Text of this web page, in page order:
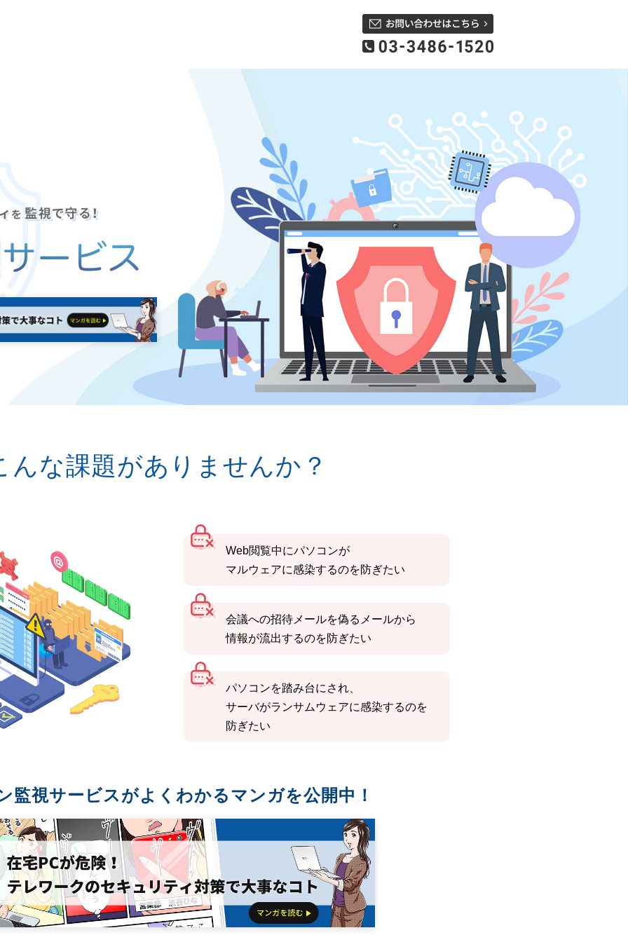
んな課題がありませんか？
Web閲覧中にパソコンが
マルウェアに感染するのを防ぎたい
会議への招待メールを偽るメールから
情報が流出するのを防ぎたい
パソコンを踏み台にされ、
サーバがランサムウェアに感染するのを
防ぎたい
監視サービスがよくわかるマンガを公開中！